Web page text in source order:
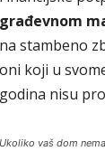
građevnom
na stambeno
oni koji u
godina nisu
Ukoliko vaš dom